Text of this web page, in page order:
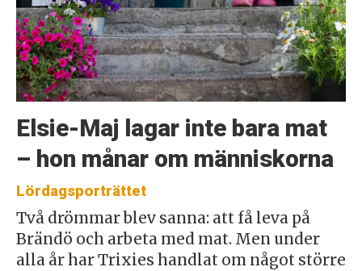
Elsie-Maj lagar inte bara mat
– hon månar om människorna
Lördagsporträttet
Två drömmar blev sanna: att få leva på
Brändö och arbeta med mat. Men under
alla år har Trixies handlat om något större